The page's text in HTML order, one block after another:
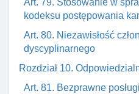
Art. 79. Stosowanie w
kodeksu postępowania
Art. 80. Niezawisłość
dyscyplinarnego
Rozdział 10.
Art. 81. Bezprawne